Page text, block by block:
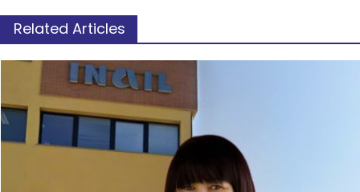
Related Articles